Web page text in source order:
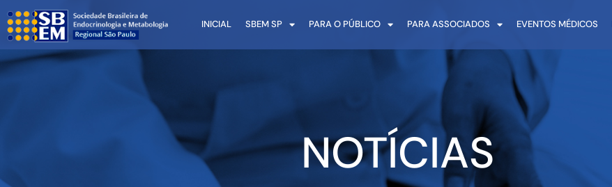
INICIAL SBEM SP PARA O PÚBLICO PARA ASSOCIADOS EVENTOS MÉDICOS
NOTÍCIAS